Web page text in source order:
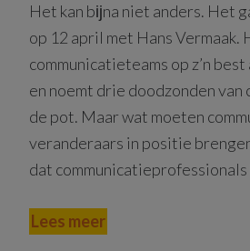
Het kan bĳna niet anders. Het
op 12 april met Hans
communicatieteams op z’n
en noemt drie doodzonden van
de pot. Maar wat moeten
veranderaars in positie
dat communicatieprofessionals
Lees meer